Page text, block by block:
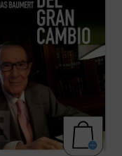
... (ver ficha)